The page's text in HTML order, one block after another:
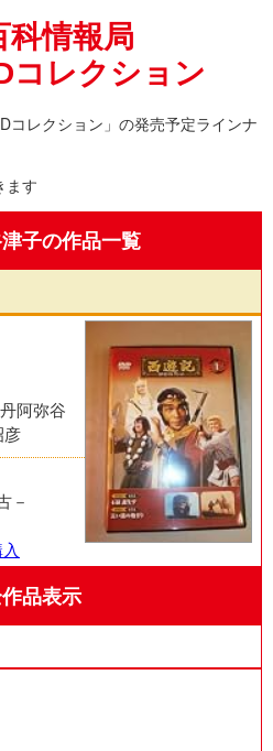
科情報局
コレクション
コレクション」の発売予定ラインナ
ます
子の作品一覧
阿弥谷
彦
－
品表示